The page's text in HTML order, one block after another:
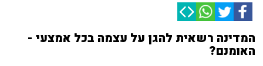
המדינה רשאית להגן על עצמה בכל אמצעי -
האומנם?